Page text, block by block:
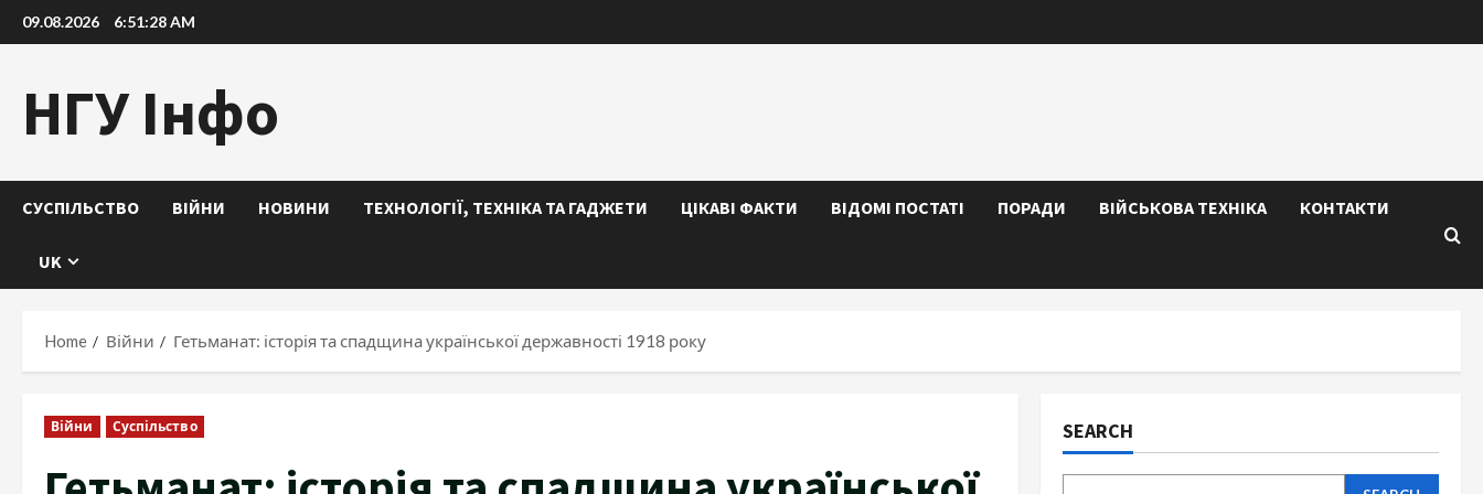
Skip
to
09.08.2026 6:51:29 AM
НГУ Інфо
СУСПІЛЬСТВО ВІЙНИ НОВИНИ ТЕХНОЛОГІЇ, ТЕХНІКА ТА ГАДЖЕТИ ЦІКАВІ ФАКТИ ВІДОМІ ПОСТАТІ ПОРАДИ ВІЙСЬКОВА ТЕХНІКА КОНТАКТИ
UK
Home Війни Гетьманат: історія та спадщина української державності 1918 року
Війни Суспільство SEARCH